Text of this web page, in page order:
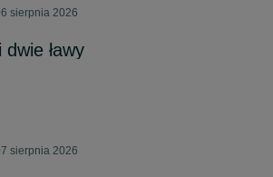
sierpnia 2026
ławy
sierpnia 2026